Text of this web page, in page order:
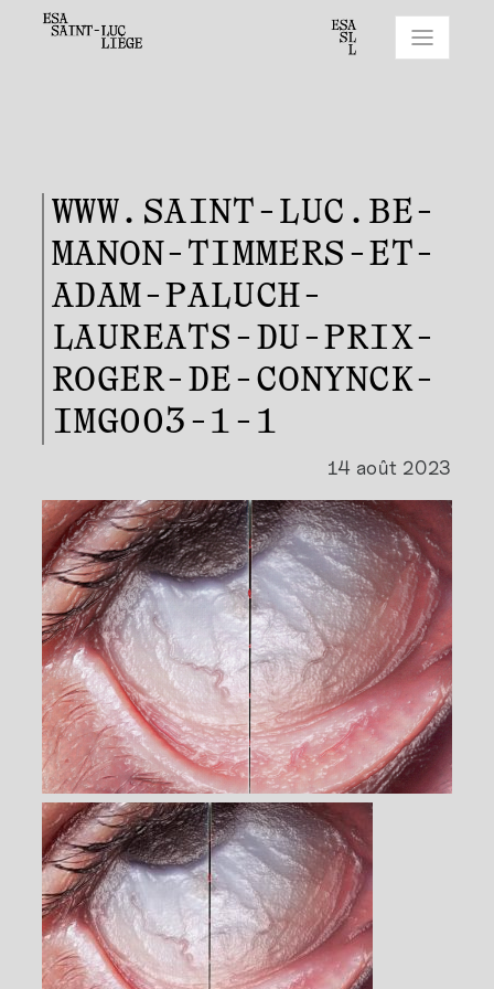
WWW.SAINT-LUC.BE-
MANON-TIMMERS-ET-
ADAM-PALUCH-
LAUREATS-DU-PRIX-
ROGER-DE-CONYNCK-
IMG003-1-1
14 août 2023